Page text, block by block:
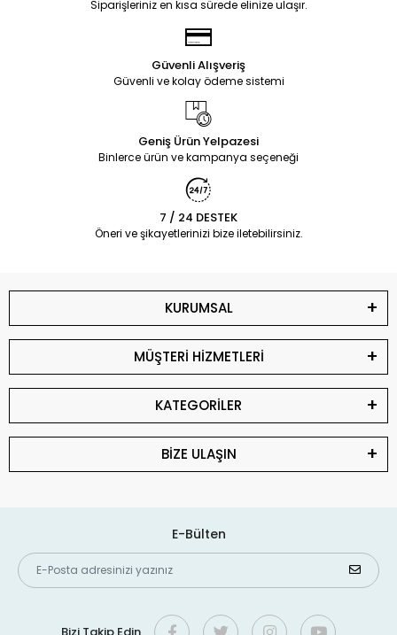
Siparişleriniz en kısa sürede elinize ulaşır.
Güvenli Alışveriş
Güvenli ve kolay ödeme sistemi
Geniş Ürün Yelpazesi
Binlerce ürün ve kampanya seçeneği
7 / 24 DESTEK
Öneri ve şikayetlerinizi bize iletebilirsiniz.
KURUMSAL
MÜŞTERİ HİZMETLERİ
KATEGORİLER
BİZE ULAŞIN
E-Bülten